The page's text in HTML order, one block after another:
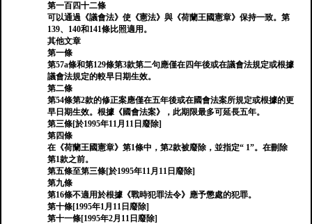
第一百四十二條
可以通過《議會法》使《憲法》與《荷蘭王國憲章》保持一致。第
139、140和141條比照適用。
其他文章
第一條
第57a條和第129條第3款第二句應僅在四年後或在議會法規定或根據
議會法規定的較早日期生效。
第二條
第54條第2款的修正案應僅在五年後或在國會法案所規定或根據的更
早日期生效。根據《國會法案》，此期限最多可延長五年。
第三條[於1995年11月11日廢除]
第四條
在《荷蘭王國憲章》第1條中，第2款被廢除，並指定“ 1”。在刪除
第1款之前。
第五條至第三條[於1995年11月11日廢除]
第九條
第16條不適用於根據《戰時犯罪法令》應予懲處的犯罪。
第十條[1995年1月11日廢除]
第十一條[1995年2月11日廢除]